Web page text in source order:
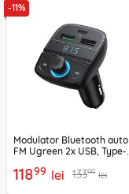
-11%
Modulator Bluetooth auto
FM Ugreen 2x USB, Type-
11899 lei 13399 lei